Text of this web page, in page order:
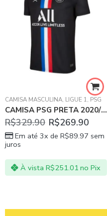
CAMISA MASCULINA, LIGUE 1, PSG
CAMISA PSG PRETA 2020/21 JORDAN
R$329.90 R$269.90
Em até 3x de R$89.97 sem
juros
À vista R$251.01 no Pix